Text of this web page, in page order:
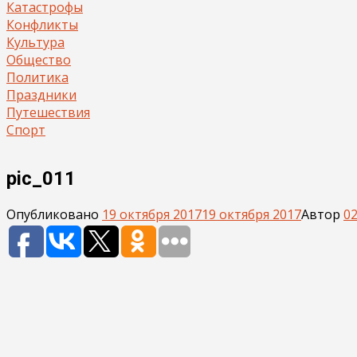
Катастрофы
Конфликты
Культура
Общество
Политика
Праздники
Путешествия
Спорт
pic_011
Опубликовано 19 октября 201719 октября 2017Автор